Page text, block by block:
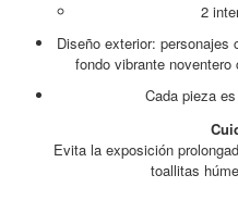
2
Diseño exterior:
fondo vibrante
Cada pieza es
Evita la exposición
toallitas